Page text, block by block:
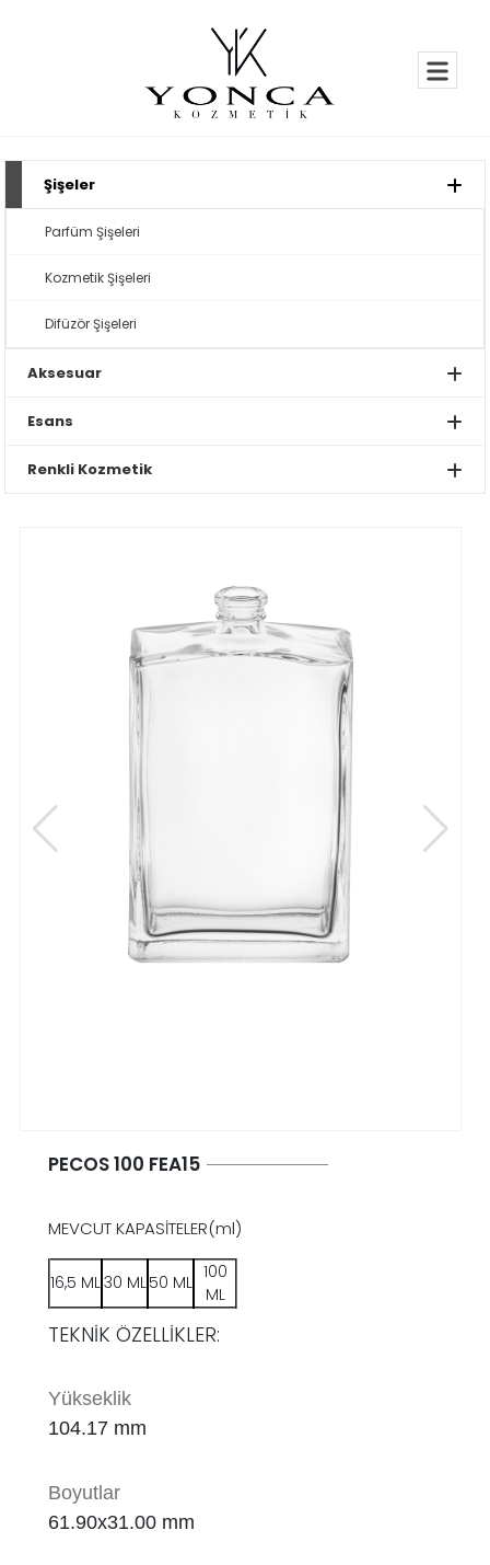
Şişeler
Parfüm Şişeleri
Kozmetik Şişeleri
Difüzör Şişeleri
Aksesuar
Esans
Renkli Kozmetik
PECOS 100 FEA15
MEVCUT KAPASİTELER(ml)
16,5 ML30 ML50 ML 100
ML
TEKNİK ÖZELLİKLER:
Yükseklik
104.17 mm
Boyutlar
61.90x31.00 mm